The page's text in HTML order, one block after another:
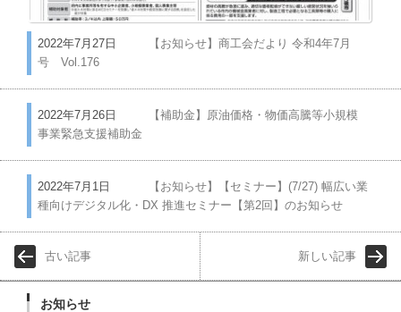
2022年7月27日
【お知らせ】商工会だより 令和4年7月
号 Vol.176
2022年7月26日
【補助金】原油価格・物価高騰等小規模
事業緊急支援補助金
2022年7月1日
【お知らせ】【セミナー】(7/27) 幅広い業
種向けデジタル化・DX 推進セミナー【第2回】のお知らせ
古い記事 新しい記事
お知らせ